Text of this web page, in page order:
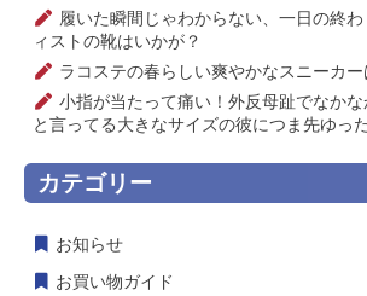
履いた瞬間じゃわからない、一日の終
ィストの靴はいかが？
ラコステの春らしい爽やかなスニーカー
小指が当たって痛い！外反母趾でなかな
と言ってる大きなサイズの彼につま先ゆっ
カテゴリー
お知らせ
お買い物ガイド